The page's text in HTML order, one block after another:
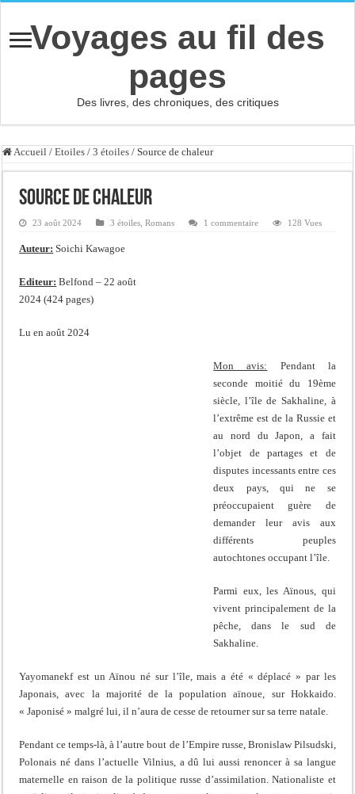
Voyages au fil des
pages
Des livres, des chroniques, des critiques
Accueil / Etoiles / 3 étoiles / Source de chaleur
Source de chaleur
23 août 2024 3 étoiles ,Romans 1 commentaire 128 Vues
Auteur: Soichi Kawagoe
Editeur: Belfond – 22 août
2024 (424 pages)
Lu en août 2024
Mon avis: Pendant la
seconde moitié du 19ème
siècle, l’île de Sakhaline, à
l’extrême est de la Russie et
au nord du Japon, a fait
l’objet de partages et de
disputes incessants entre ces
deux pays, qui ne se
préoccupaient guère de
demander leur avis aux
différents peuples
autochtones occupant l’île.
Parmi eux, les Aïnous, qui
vivent principalement de la
pêche, dans le sud de
Sakhaline.
Yayomanekf est un Aïnou né sur l’île, mais a été « déplacé » par les
Japonais, avec la majorité de la population aïnoue, sur Hokkaido.
« Japonisé » malgré lui, il n’aura de cesse de retourner sur sa terre natale.
Pendant ce temps-là, à l’autre bout de l’Empire russe, Bronislaw Pilsudski,
Polonais né dans l’actuelle Vilnius, a dû lui aussi renoncer à sa langue
maternelle en raison de la politique russe d’assimilation. Nationaliste et